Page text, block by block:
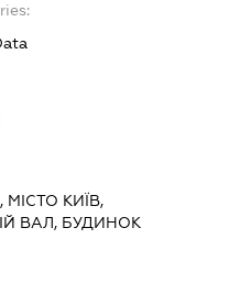
МІСТО КИЇВ,
ВАЛ, БУДИНОК